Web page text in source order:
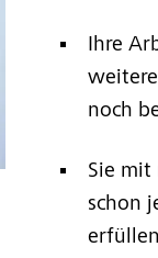
Ihre
noch
Sie mit
schon
erfüllen